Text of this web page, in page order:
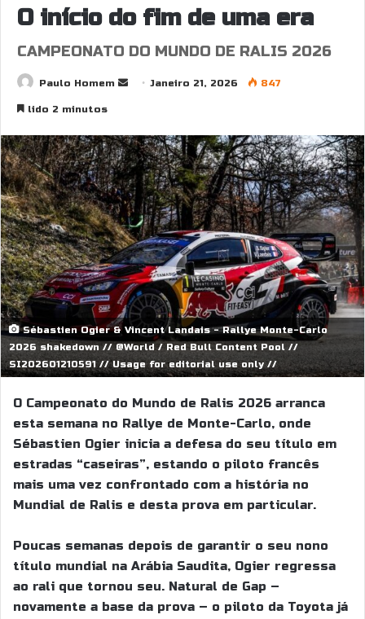
O início do fim de uma era
CAMPEONATO DO MUNDO DE RALIS 2026
Paulo Homem
SendJaneiro 21, 2026 847
lido 2 minutos
Sébastien Ogier & Vincent Landais - Rallye Monte-Carlo
2026 shakedown // @World / Red Bull Content Pool //
SI202601210591 // Usage for editorial use only //
O Campeonato do Mundo de Ralis 2026 arranca
esta semana no Rallye de Monte-Carlo, onde
Sébastien Ogier inicia a defesa do seu título em
estradas “caseiras”, estando o piloto francês
mais uma vez confrontado com a história no
Mundial de Ralis e desta prova em particular.
Poucas semanas depois de garantir o seu nono
título mundial na Arábia Saudita, Ogier regressa
ao rali que tornou seu. Natural de Gap –
novamente a base da prova – o piloto da Toyota já